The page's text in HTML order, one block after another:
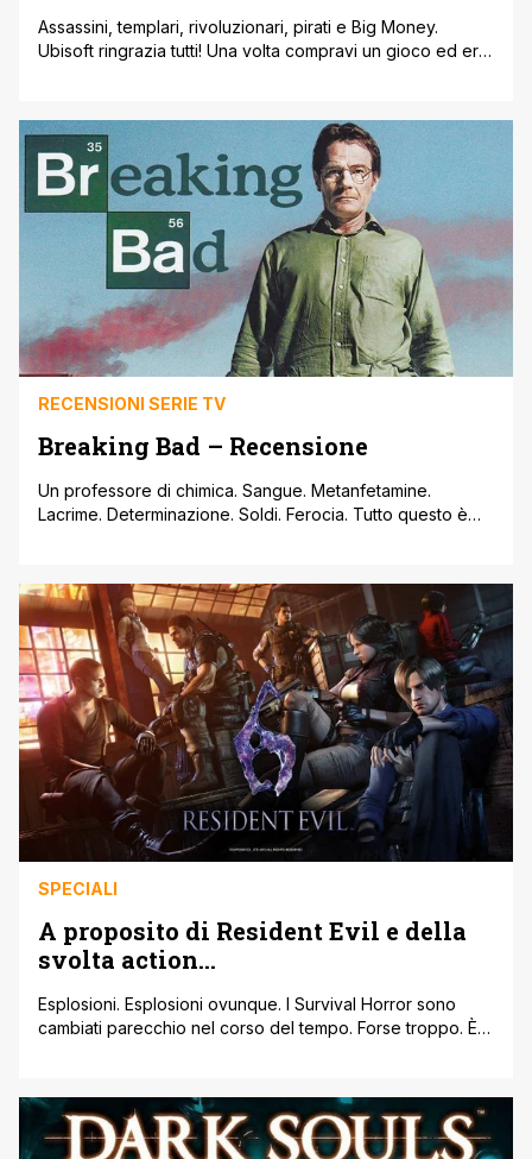
Assassini, templari, rivoluzionari, pirati e Big Money.
Ubisoft ringrazia tutti! Una volta compravi un gioco ed era
paghi 70 euro. E no ma c'è Amazon. E no ma c'è Steam. E
no ma c'è [']
RECENSIONI SERIE TV
Breaking Bad – Recensione
Un professore di chimica. Sangue. Metanfetamine.
Lacrime. Determinazione. Soldi. Ferocia. Tutto questo è
lavoro, famiglia. Casa, lavoro, famiglia. Casa, lavoro,
famiglia. Poi a Walter White viene diagnosticato un cancro
ai polmoni. E dopo, tutto cambia. Vince Gilligan, l'ideatore
della [']
SPECIALI
A proposito di Resident Evil e della
svolta action…
Esplosioni. Esplosioni ovunque. I Survival Horror sono
cambiati parecchio nel corso del tempo. Forse troppo. È
ambito videoludico, quasi tutti conoscono questo gioco. E
sì. I primi tre capitoli sono entrati ormai nella leggenda.
Con Resident Evil 4 però, [']